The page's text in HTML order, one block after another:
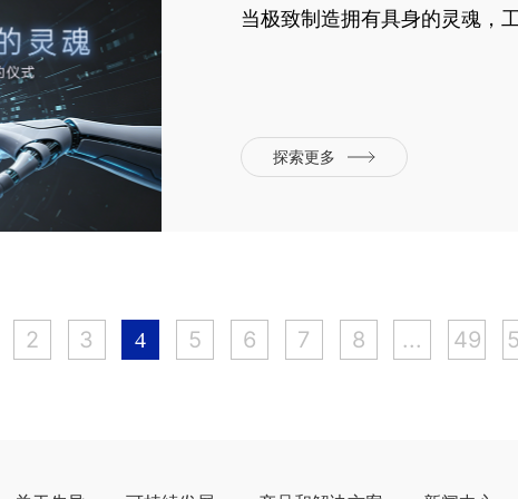
当极致制造拥有具身的灵魂，
探索更多
2 3 4 5 6 7 8 ... 49